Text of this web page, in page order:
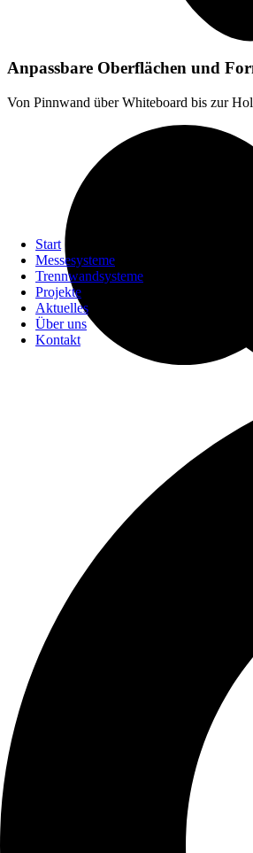
Start
Messesysteme
Trennwandsysteme
Projekte
Aktuelles
Über uns
Kontakt
Anpassbare Oberflächen und
Von Pinnwand über Whiteboard bis zur